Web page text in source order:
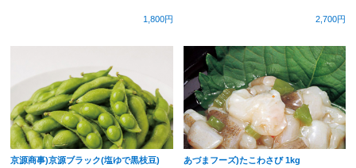
1,800円 2,700円
京源商事)京源ブラック(塩ゆで黒枝豆)
あづまフーズ)たこわさび 1kg